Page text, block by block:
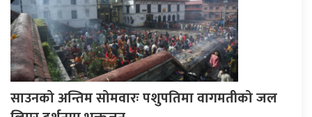
साउनको अन्तिम सोमवारः पशुपतिमा वागमतीको जल